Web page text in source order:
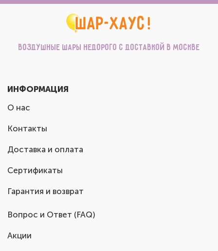
Воздушные шары недорого с доставкой в Москве
ИНФОРМАЦИЯ
О нас
Контакты
Доставка и оплата
Сертификаты
Гарантия и возврат
Вопрос и Ответ (FAQ)
Акции